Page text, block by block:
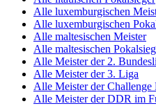
Alle luxemburgischen
Alle luxemburgischen
Alle maltesischen Meister
Alle maltesischen
Alle Meister der 2.
Alle Meister der 3. Liga
Alle Meister der Challenge
Alle Meister der DDR im